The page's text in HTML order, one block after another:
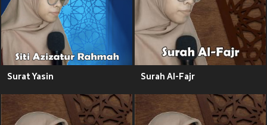
Surat Yasin Surah Al-Fajr